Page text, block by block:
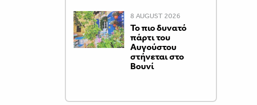
8 AUGUST 2026
Το πιο δυνατό
πάρτι του
Αυγούστου
στήνεται στο
Βουνί